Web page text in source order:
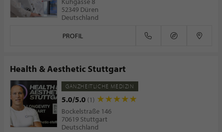
52349 Düren
Deutschland
PROFIL
Health & Aesthetic Stuttgart
GANZHEITLICHE MEDIZIN
5.0/5.0 (1)
Bockelstraße 146
70619 Stuttgart
Deutschland